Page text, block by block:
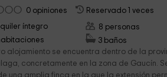
0 opiniones
Reservado 1 veces
íntegro
8 personas
3 baños
alojamiento se encuentra dentro de la
concretamente en la zona de Gaucín.